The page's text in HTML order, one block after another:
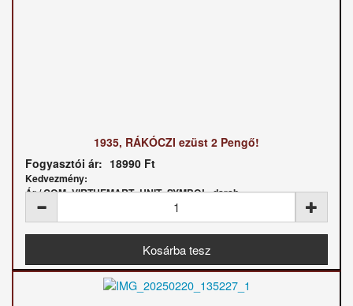
1935, RÁKÓCZI ezüst 2 Pengő!
Fogyasztói ár: 18990 Ft
Kedvezmény:
Ár / COM_VIRTUEMART_UNIT_SYMBOL_darab: